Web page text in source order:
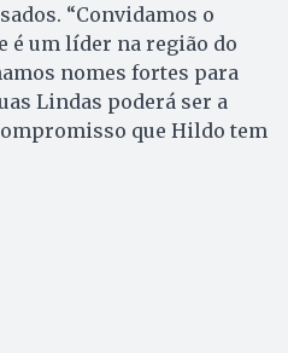
“Convidamos o
um líder na região do
nomes fortes para
Lindas poderá ser a
que Hildo tem